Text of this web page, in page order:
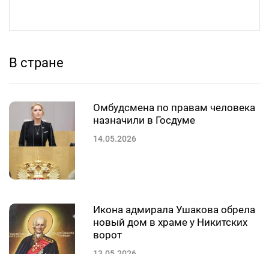
В стране
Омбудсмена по правам человека
назначили в Госдуме
14.05.2026
Икона адмирала Ушакова обрела
новый дом в храме у Никитских
ворот